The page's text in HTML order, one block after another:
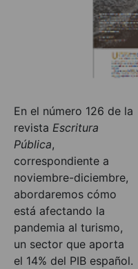
En el número 126 de la
revista Escritura
Pública,
correspondiente a
noviembre-diciembre,
abordaremos cómo
está afectando la
pandemia al turismo,
un sector que aporta
el 14% del PIB español.